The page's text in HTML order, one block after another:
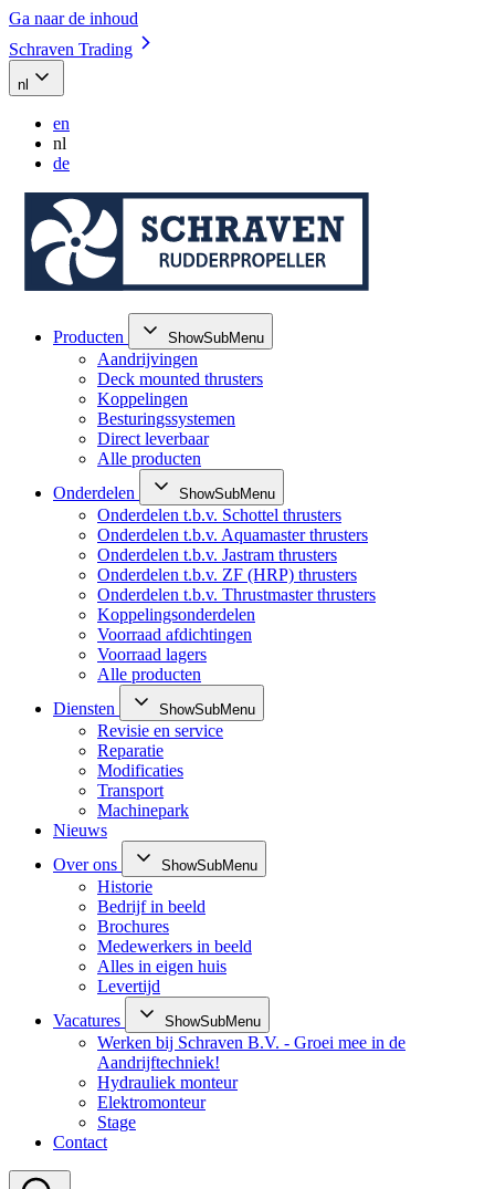
Ga naar de inhoud
Schraven Trading
nl
en
nl
de
Producten ShowSubMenu
Aandrijvingen
Deck mounted thrusters
Koppelingen
Besturingssystemen
Direct leverbaar
Alle producten
Onderdelen
ShowSubMenu
Onderdelen t.b.v. Schottel thrusters
Onderdelen t.b.v. Aquamaster thrusters
Onderdelen t.b.v. Jastram thrusters
Onderdelen t.b.v. ZF (HRP) thrusters
Onderdelen t.b.v. Thrustmaster thrusters
Koppelingsonderdelen
Voorraad afdichtingen
Voorraad lagers
Alle producten
Diensten
ShowSubMenu
Revisie en service
Reparatie
Modificaties
Transport
Machinepark
Nieuws
Over ons
ShowSubMenu
Historie
Bedrijf in beeld
Brochures
Medewerkers in beeld
Alles in eigen huis
Levertijd
Vacatures
ShowSubMenu
Werken bij Schraven B.V. - Groei mee in de
Aandrijftechniek!
Hydrauliek monteur
Elektromonteur
Stage
Contact